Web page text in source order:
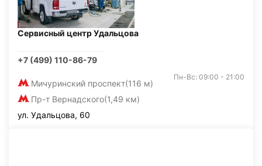
Сервисный центр Удальцова
+7 (499) 110-86-79
Мичуринский проспект(116 м)
Пр-т Вернадского(1,49 км)
Пн-Вс: 09:00 - 21:00
ул. Удальцова, 60